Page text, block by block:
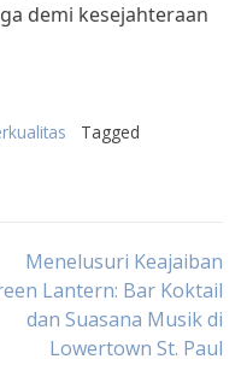
demi kesejahteraan
Tagged
Menelusuri Keajaiban
Lantern: Bar Koktail
dan Suasana Musik di
Lowertown St. Paul